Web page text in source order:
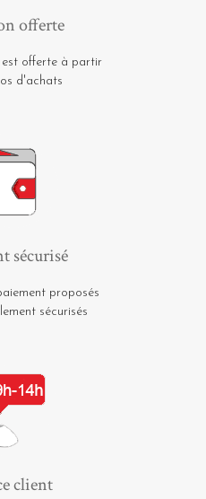
offerte
est offerte à partir
d'achats
sécurisé
proposés
sécurisés
client